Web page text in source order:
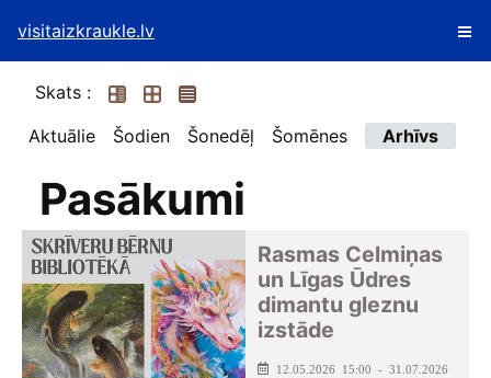
visitaizkraukle.lv
Skats :
Aktuālie
Šodien Šonedēļ Šomēnes Arhīvs
Pasākumi
Rasmas Celmiņas
un Līgas Ūdres
dimantu gleznu
izstāde
12.05.2026 15:00 - 31.07.2026